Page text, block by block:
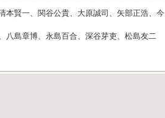
本賢一、関谷公貴、大原誠司、矢部正浩、今
八島章博、永島百合、深谷芽吏、松島友二